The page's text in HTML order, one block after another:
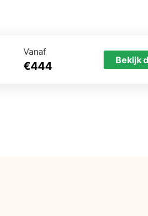
Vanaf
€444 Bekijk